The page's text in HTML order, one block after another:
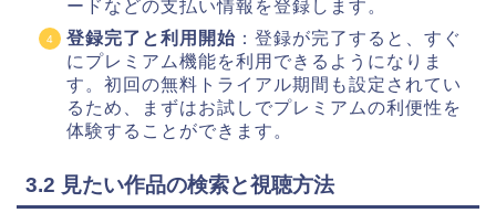
ードなどの支払い情報を登録します。
登録完了と利用開始 ：登録が完了すると、すぐ
にプレミアム機能を利用できるようになりま
す。初回の無料トライアル期間も設定されてい
るため、まずはお試しでプレミアムの利便性を
体験することができます。
3.2 見たい作品の検索と視聴方法